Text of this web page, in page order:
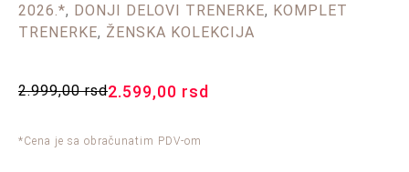
2026.*, DONJI DELOVI TRENERKE, KOMPLET
TRENERKE, ŽENSKA KOLEKCIJA
2.999,00rsd2.599,00 rsd
*Cena je sa obračunatim PDV-om